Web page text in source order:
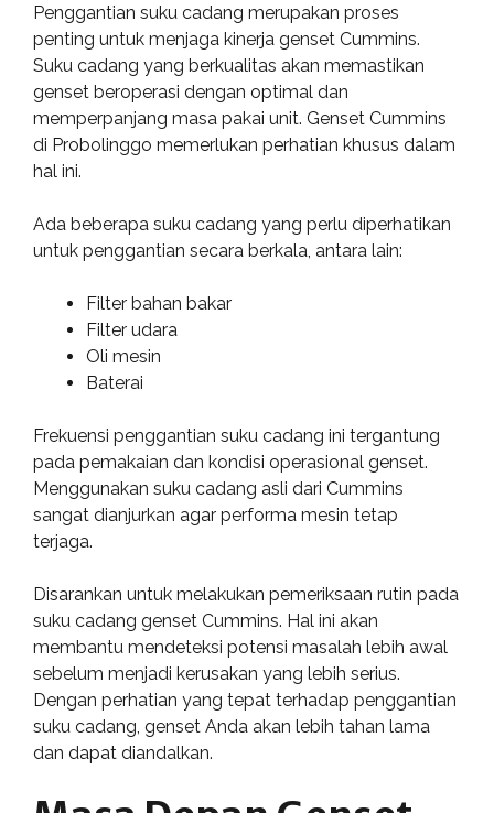
Penggantian suku cadang merupakan proses
penting untuk menjaga kinerja genset Cummins.
Suku cadang yang berkualitas akan memastikan
genset beroperasi dengan optimal dan
memperpanjang masa pakai unit. Genset Cummins
di Probolinggo memerlukan perhatian khusus dalam
hal ini.
Ada beberapa suku cadang yang perlu diperhatikan
untuk penggantian secara berkala, antara lain:
Filter bahan bakar
Filter udara
Oli mesin
Baterai
Frekuensi penggantian suku cadang ini tergantung
pada pemakaian dan kondisi operasional genset.
Menggunakan suku cadang asli dari Cummins
sangat dianjurkan agar performa mesin tetap
terjaga.
Disarankan untuk melakukan pemeriksaan rutin pada
suku cadang genset Cummins. Hal ini akan
membantu mendeteksi potensi masalah lebih awal
sebelum menjadi kerusakan yang lebih serius.
Dengan perhatian yang tepat terhadap penggantian
suku cadang, genset Anda akan lebih tahan lama
dan dapat diandalkan.